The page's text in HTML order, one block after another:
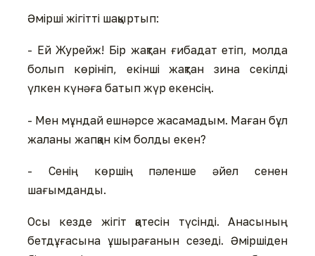
Әмірші жігітті шақыртып:
- Ей Журейж! Бір жақтан ғибадат етіп, молда
болып көрініп, екінші жақтан зина секілді
үлкен күнәға батып жүр екенсің.
- Мен мұндай ешнәрсе жасамадым. Маған бұл
жаланы жапқан кім болды екен?
- Сенің көршің пәленше әйел сенен
шағымданды.
Осы кезде жігіт қатесін түсінді. Анасының
бетдұғасына ұшырағанын сезеді. Әміршіден